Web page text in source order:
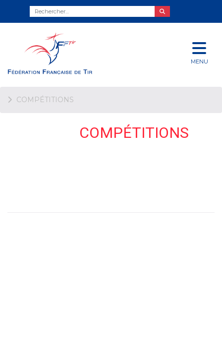
MENU
COMPÉTITIONS
COMPÉTITIONS